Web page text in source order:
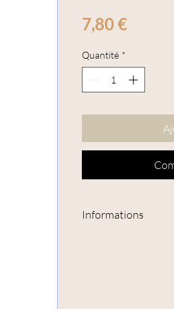
7,80 €Prix
Quantité *
Informations